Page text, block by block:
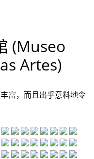
(Museo
Artes)
富，而且出乎意料地令